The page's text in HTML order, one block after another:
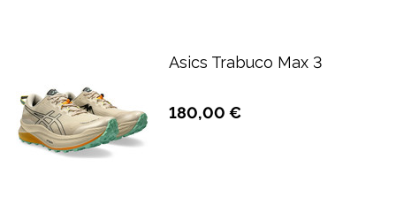
Asics Trabuco Max 3
180,00 €